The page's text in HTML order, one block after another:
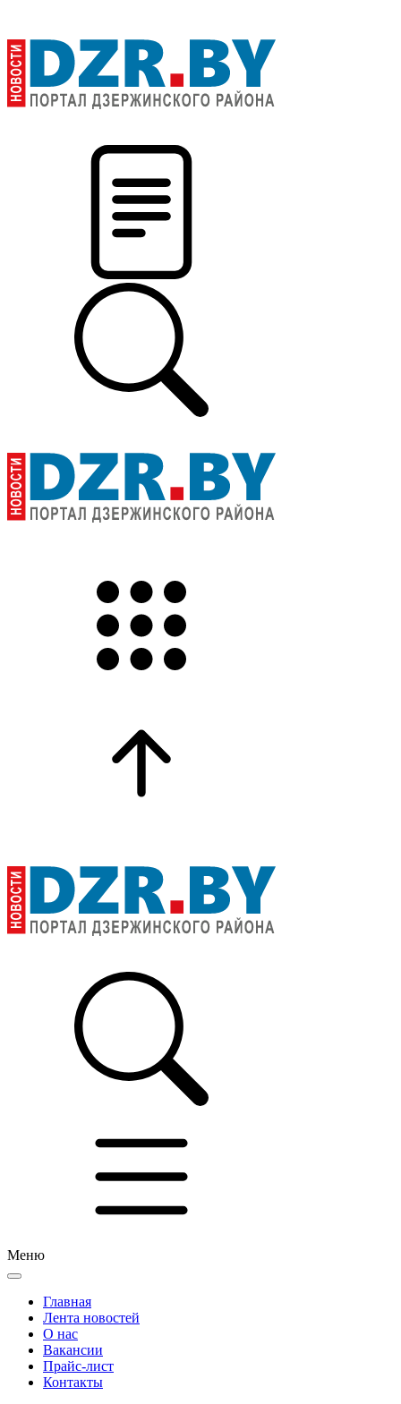
Меню
Главная
Лента новостей
О нас
Вакансии
Прайс-лист
Контакты